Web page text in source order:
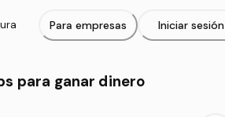
para ganar dinero
Para empresas Iniciar sesión